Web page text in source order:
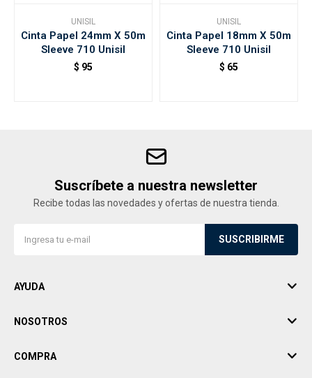
UNISIL
Cinta Papel 24mm X 50m
Sleeve 710 Unisil
$ 95
UNISIL
Cinta Papel 18mm X 50m
Sleeve 710 Unisil
$ 65
Suscríbete a nuestra newsletter
Recibe todas las novedades y ofertas de nuestra tienda.
SUSCRIBIRME
AYUDA
NOSOTROS
COMPRA